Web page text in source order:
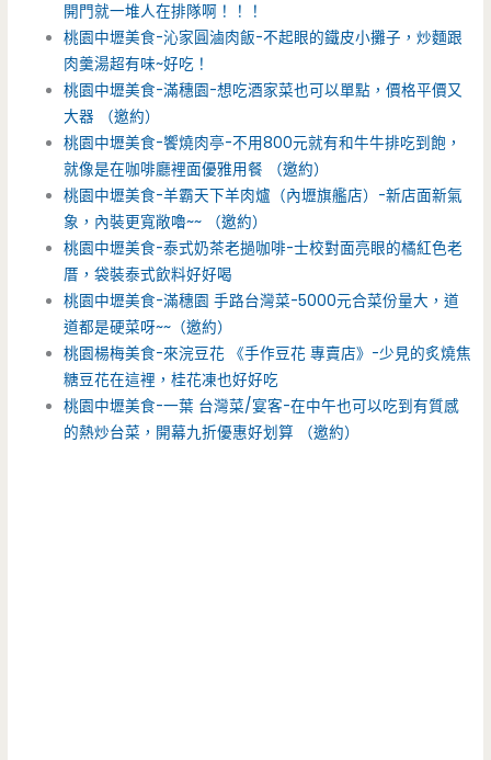
開門就一堆人在排隊啊！！！
桃園中壢美食-沁家圓滷肉飯-不起眼的鐵皮小攤子，炒麵跟
肉羹湯超有味~好吃！
桃園中壢美食-滿穗園-想吃酒家菜也可以單點，價格平價又
大器 （邀約）
桃園中壢美食-饗燒肉亭-不用800元就有和牛牛排吃到飽，
就像是在咖啡廳裡面優雅用餐 （邀約）
桃園中壢美食-羊霸天下羊肉爐（內壢旗艦店）-新店面新氣
象，內裝更寬敞嚕~~ （邀約）
桃園中壢美食-泰式奶茶老撾咖啡-士校對面亮眼的橘紅色老
厝，袋裝泰式飲料好好喝
桃園中壢美食-滿穗園 手路台灣菜-5000元合菜份量大，道
道都是硬菜呀~~（邀約）
桃園楊梅美食-來浣豆花 《手作豆花 專賣店》-少見的炙燒焦
糖豆花在這裡，桂花凍也好好吃
桃園中壢美食-一葉 台灣菜/宴客-在中午也可以吃到有質感
的熱炒台菜，開幕九折優惠好划算 （邀約）